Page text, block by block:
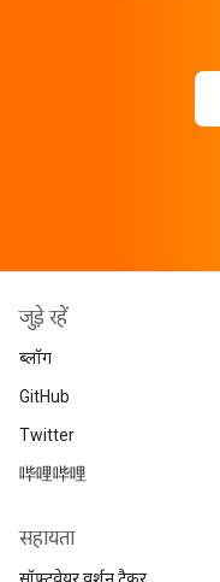
जुड़े रहें
ब्लॉग
GitHub
Twitter
哔哩哔哩
सहायता